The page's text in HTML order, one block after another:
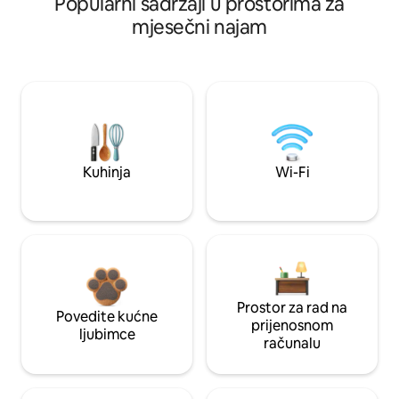
mjesečni najam
Kuhinja Wi-Fi
Povedite kućne
ljubimce
Prostor za rad na
prijenosnom
računalu